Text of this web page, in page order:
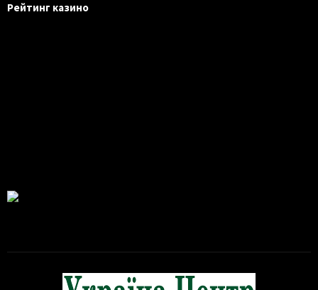
Рейтинг казино